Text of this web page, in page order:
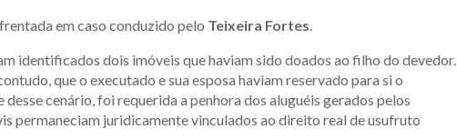
em caso conduzido pelo Teixeira Fortes.
identificados dois imóveis que haviam sido doados ao filho do devedor.
que o executado e sua esposa haviam reservado para si o
cenário, foi requerida a penhora dos aluguéis gerados pelos
permaneciam juridicamente vinculados ao direito real de usufruto